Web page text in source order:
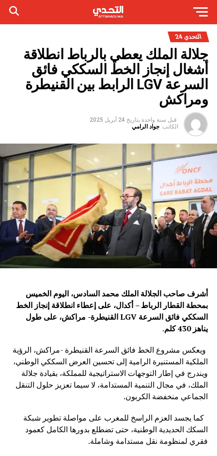
التحدي 24
جلالة الملك يعطي بالرباط انطلاقة
أشغال إنجاز الخط السككي فائق
السرعة LGV الرابط بين القنيطرة
ومراكش
قبل سنة واحدة بتاريخ 24 أبريل 2025
الكاتب: جواد الرامي
أشرف صاحب الجلالة الملك محمد السادس، اليوم الخميس
بمحطة القطار الرباط – أكدال، على إعطاء انطلاقة إنجاز الخط
السككي فائق السرعة
القنيطرة- مراكش، على طول
يناهز 430 كلم
.
ويعكس مشروع الخط فائق السرعة القنيطرة -مراكش، الرؤية
الملكية المستنيرة الرامية إلى تحسين العرض السككي الوطني،
ويندرج في إطار التوجهات الاستراتيجية للمملكة، بقيادة جلالة
الملك، في مجال التنمية المستدامة، لا سيما تعزيز حلول التنقل
الجماعي منخفضة الكربون.
كما يجسد العزم الراسخ للمغرب على مواصلة تطوير شبكة
السكك الحديدية الوطنية، حتى تضطلع بدورها الكامل كعمود
فقري لمنظومة نقل مستدامة وشاملة.